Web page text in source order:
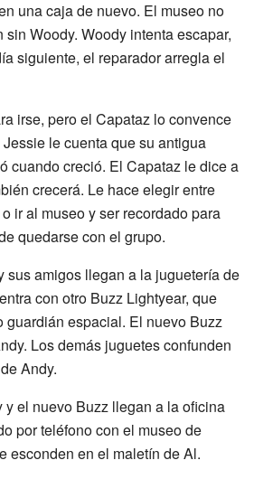
una caja de nuevo. El museo no
Woody. Woody intenta escapar,
siguiente, el reparador arregla el
irse, pero el Capataz lo convence
le cuenta que su antigua
cuando creció. El Capataz le dice a
crecerá. Le hace elegir entre
ir al museo y ser recordado para
quedarse con el grupo.
sus amigos llegan a la juguetería de
con otro Buzz Lightyear, que
guardián espacial. El nuevo Buzz
Los demás juguetes confunden
Andy.
y el nuevo Buzz llegan a la oficina
por teléfono con el museo de
esconden en el maletín de Al.